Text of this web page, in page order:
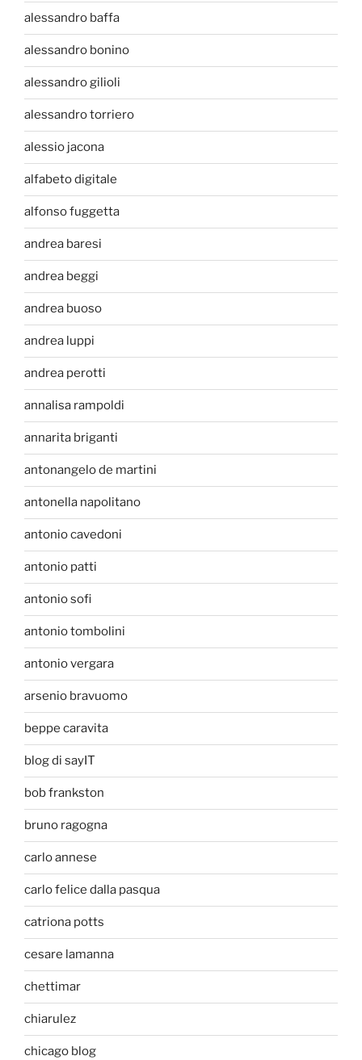
alessandro baffa
alessandro bonino
alessandro gilioli
alessandro torriero
alessio jacona
alfabeto digitale
alfonso fuggetta
andrea baresi
andrea beggi
andrea buoso
andrea luppi
andrea perotti
annalisa rampoldi
annarita briganti
antonangelo de martini
antonella napolitano
antonio cavedoni
antonio patti
antonio sofi
antonio tombolini
antonio vergara
arsenio bravuomo
beppe caravita
blog di sayIT
bob frankston
bruno ragogna
carlo annese
carlo felice dalla pasqua
catriona potts
cesare lamanna
chettimar
chiarulez
chicago blog